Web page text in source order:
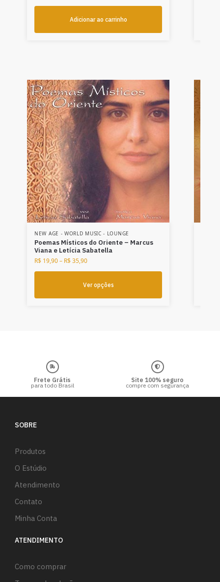
Adicionar ao carrinho
NEW AGE - WORLD MUSIC - LOUNGE
Poemas Místicos do Oriente – Marcus
Viana e Letícia Sabatella
R$ 19,90– R$35,90
Ver opções
Frete Grátis
para todo Brasil
Site 100% seguro
compre com segurança
SOBRE
Produtos
O Estúdio
Atendimento
Contato
Minha Conta
ATENDIMENTO
Como comprar